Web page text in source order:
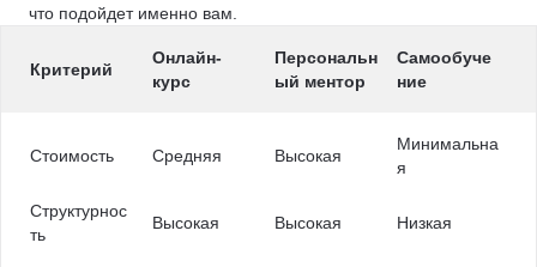
что подойдет именно вам.
Критерий
Онлайн-
курс
Персональн
ый ментор
Самообуче
ние
Стоимость Средняя Высокая
Минимальна
я
Структурнос
ть
Высокая Высокая Низкая